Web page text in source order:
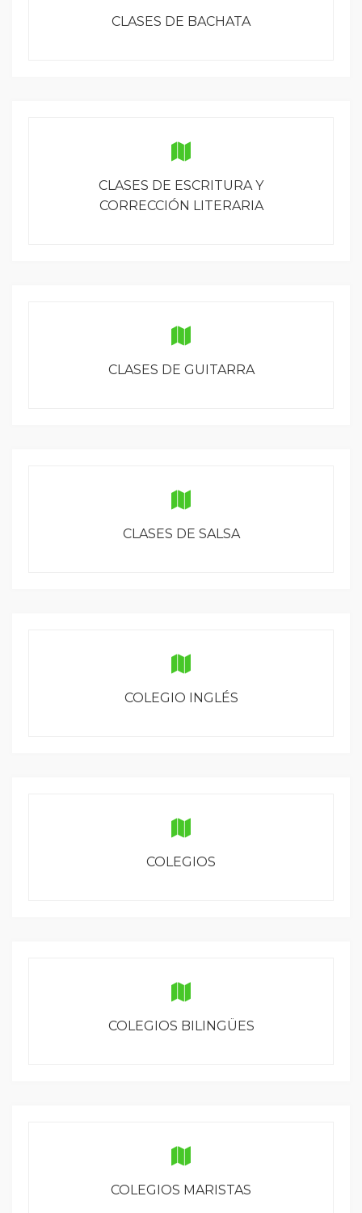
CLASES DE BACHATA
CLASES DE ESCRITURA Y
CORRECCIÓN LITERARIA
CLASES DE GUITARRA
CLASES DE SALSA
COLEGIO INGLÉS
COLEGIOS
COLEGIOS BILINGÜES
COLEGIOS MARISTAS